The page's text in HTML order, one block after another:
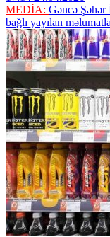
MEDİA: Gəncə Şəhər
bağlı yayılan